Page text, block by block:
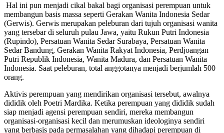
Hal ini pun menjadi cikal bakal bagi organisasi perempuan untuk
membangun basis massa seperti Gerakan Wanita Indonesia Sedar
(Gerwis). Gerwis merupakan peleburan dari tujuh organisasi wanita
yang tersebar di seluruh pulau Jawa, yaitu Rukun Putri Indonesia
(Rupindo), Persatuan Wanita Sedar Surabaya, Persatuan Wanita
Sedar Bandung, Gerakan Wanita Rakyat Indonesia, Perdjoangan
Putri Republik Indonesia, Wanita Madura, dan Persatuan Wanita
Indonesia. Saat peleburan, total anggotanya menjadi berjumlah 500
orang.
Aktivis perempuan yang mendirikan organisasi tersebut, awalnya
dididik oleh Poetri Mardika. Ketika perempuan yang dididik sudah
siap menjadi agensi perempuan sendiri, mereka membangun
organisasi-organisasi kecil dan merumuskan ideologinya sendiri
yang berbasis pada permasalahan yang dihadapi perempuan di